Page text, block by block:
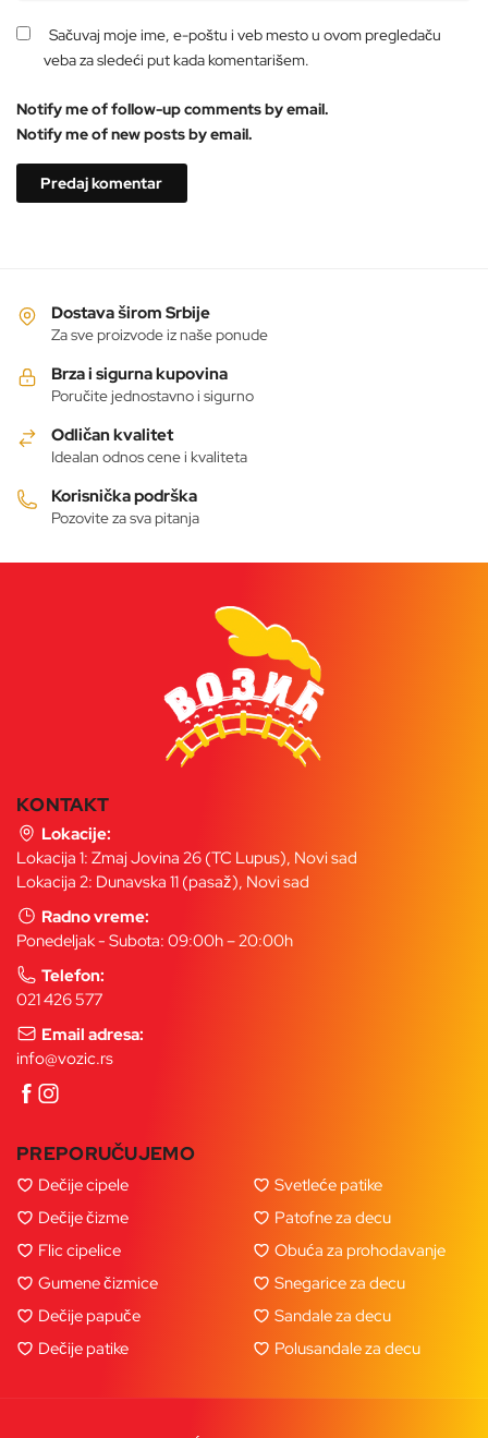
Sačuvaj moje ime, e-poštu i veb mesto u ovom pregledaču
veba za sledeći put kada komentarišem.
Notify me of follow-up comments by email.
Notify me of new posts by email.
Dostava širom Srbije
Za sve proizvode iz naše ponude
Brza i sigurna kupovina
Poručite jednostavno i sigurno
Odličan kvalitet
Idealan odnos cene i kvaliteta
Korisnička podrška
Pozovite za sva pitanja
KONTAKT
Lokacije:
Lokacija 1: Zmaj Jovina 26 (TC Lupus), Novi sad
Lokacija 2: Dunavska 11 (pasaž), Novi sad
Radno vreme:
Ponedeljak - Subota: 09:00h – 20:00h
Telefon:
021 426 577
Email adresa:
info@vozic.rs
PREPORUČUJEMO
Dečije cipele
Dečije čizme
Flic cipelice
Gumene čizmice
Dečije papuče
Dečije patike
Svetleće patike
Patofne za decu
Obuća za prohodavanje
Snegarice za decu
Sandale za decu
Polusandale za decu